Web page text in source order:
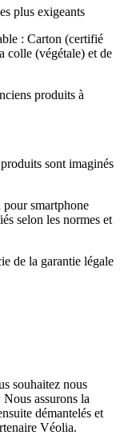
plus exigeants
: Carton (certifié
colle (végétale) et de
produits à
sont imaginés
pour smartphone
selon les normes et
de la garantie légale
souhaitez nous
assurons la
démantelés et
Véolia.